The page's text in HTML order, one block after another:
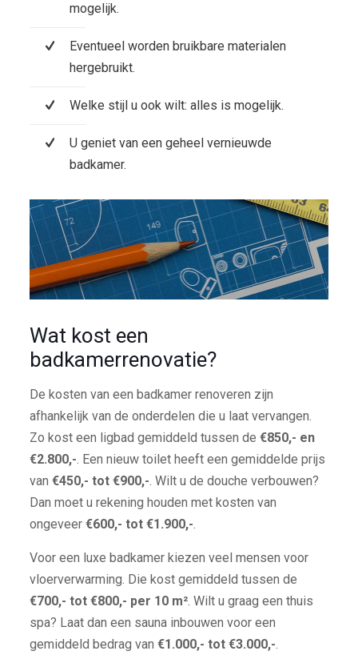
mogelijk.
Eventueel worden bruikbare materialen
hergebruikt.
Welke stijl u ook wilt: alles is mogelijk.
U geniet van een geheel vernieuwde
badkamer.
Wat kost een
badkamerrenovatie?
De kosten van een badkamer renoveren zijn
afhankelijk van de onderdelen die u laat vervangen.
Zo kost een ligbad gemiddeld tussen de €850,- en
€2.800,-. Een nieuw toilet heeft een gemiddelde prijs
van €450,- tot €900,-. Wilt u de douche verbouwen?
Dan moet u rekening houden met kosten van
ongeveer €600,- tot €1.900,-.
Voor een luxe badkamer kiezen veel mensen voor
vloerverwarming. Die kost gemiddeld tussen de
€700,- tot €800,- per 10 m². Wilt u graag een thuis
spa? Laat dan een sauna inbouwen voor een
gemiddeld bedrag van €1.000,- tot €3.000,-.